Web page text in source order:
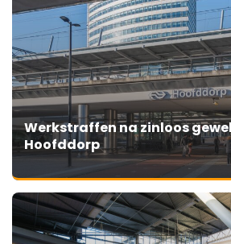
Werkstraffen na zinloos
Hoofddorp